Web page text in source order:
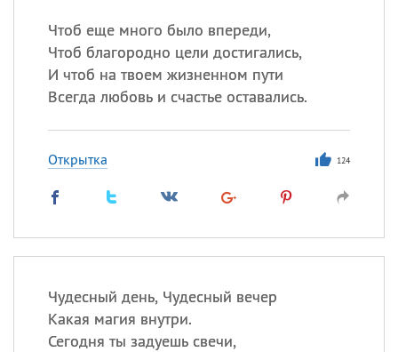
Чтоб еще много было впереди,
Чтоб благородно цели достигались,
И чтоб на твоем жизненном пути
Всегда любовь и счастье оставались.
Открытка 124
Чудесный день, Чудесный вечер
Какая магия внутри.
Сегодня ты задуешь свечи,
Посмотреть значение
происхождение